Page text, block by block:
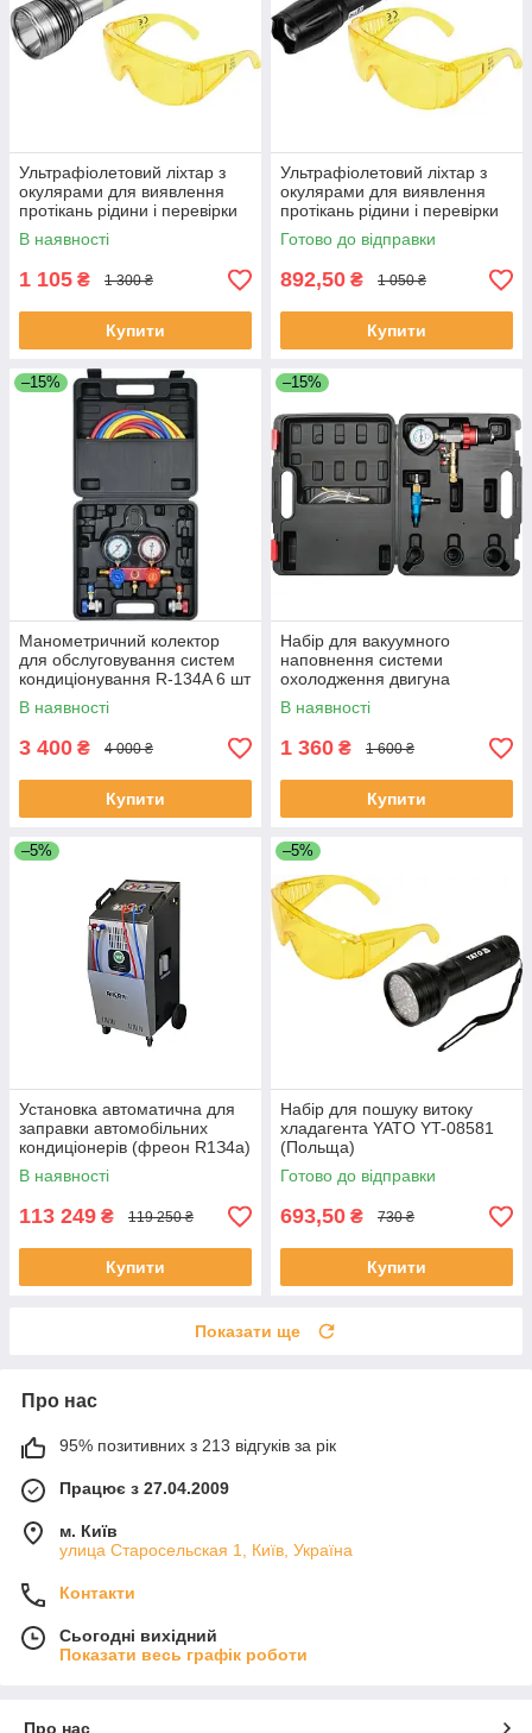
Ультрафіолетовий ліхтар з
окулярами для виявлення
протікань рідини і перевірки
банкнот YATO YT-08588
(Польща)
В наявності
1 105 ₴ 1 300 ₴
Купити
Ультрафіолетовий ліхтар з
окулярами для виявлення
протікань рідини і перевірки
банкнот YATO YT-08587
(Польща)
Готово до відправки
892,50 ₴ 1 050 ₴
Купити
–15%
Манометричний колектор
для обслуговування систем
кондиціонування R-134A 6 шт
YATO YT-72990 (Польща)
В наявності
3 400 ₴ 4 000 ₴
Купити
–15%
Набір для вакуумного
наповнення системи
охолодження двигуна
(адаптер Ø=30-48 мм) 6 ел.
Yato YT-72996
В наявності
1 360 ₴ 1 600 ₴
Купити
–5%
Установка автоматична для
заправки автомобільних
кондиціонерів (фреон R1З4a)
Werther ARERA LIGHT 134
В наявності
113 249 ₴ 119 250 ₴
Купити
–5%
Набір для пошуку витоку
хладагента YATO YT-08581
(Польща)
Готово до відправки
693,50 ₴ 730 ₴
Купити
Показати ще
Про нас
95% позитивних з 213 відгуків за рік
Працює з 27.04.2009
м. Київ
улица Старосельская 1, Київ, Україна
Контакти
Сьогодні вихідний
Показати весь графік роботи
Про нас